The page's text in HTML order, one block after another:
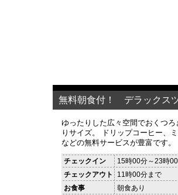
無料朝食付！ デラックス
ゆったりした広々空間でおくつ
りサイズ。 ドリップコーヒー、
などの無料サービスが豊富です
チェックイン
15時00分～23時
チェックアウト
11時00分まで
お食事
朝食あり